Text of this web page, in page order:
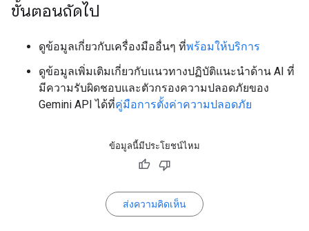
ขั้นตอนถัดไป
ดูข้อมูลเกี่ยวกับเครื่องมืออื่นๆ ที่พร้อมให้บริการ
ดูข้อมูลเพิ่มเติมเกี่ยวกับแนวทางปฏิบัติแนะนำด้าน AI ที่
มีความรับผิดชอบและตัวกรองความปลอดภัยของ
Gemini API ได้ที่คู่มือการตั้งค่าความปลอดภัย
ข้อมูลนี้มีประโยชน์ไหม
ส่งความคิดเห็น